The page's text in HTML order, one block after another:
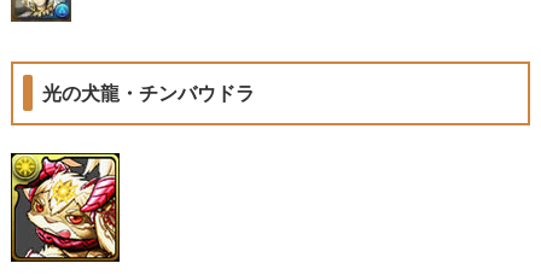
光の犬龍・チンバウドラ